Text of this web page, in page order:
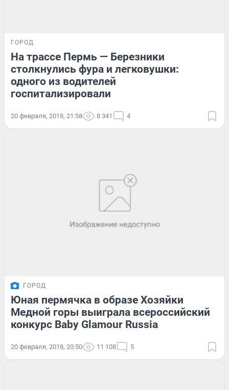
ГОРОД
На трассе Пермь — Березники
столкнулись фура и легковушки:
одного из водителей
госпитализировали
20 февраля, 2018, 21:58 8 341 4
ГОРОД
Юная пермячка в образе Хозяйки
Медной горы выиграла всероссийский
конкурс Baby Glamour Russia
20 февраля, 2018, 20:50 11 108 5